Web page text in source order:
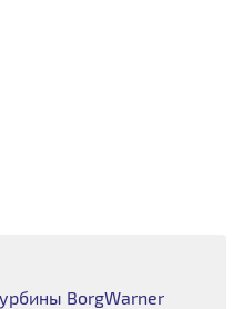
BorgWarner